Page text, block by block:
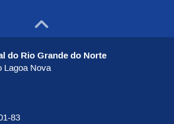
Ir para o
do Rio Grande do Norte
Lagoa Nova
83